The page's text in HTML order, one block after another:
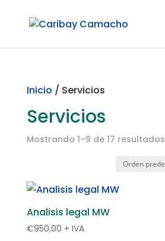
Inicio / Servicios
Servicios
Mostrando 1–9 de 17 resultados
Analisis legal MW
€950,00 + IVA